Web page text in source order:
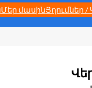
Մեր մասինՅղումներ